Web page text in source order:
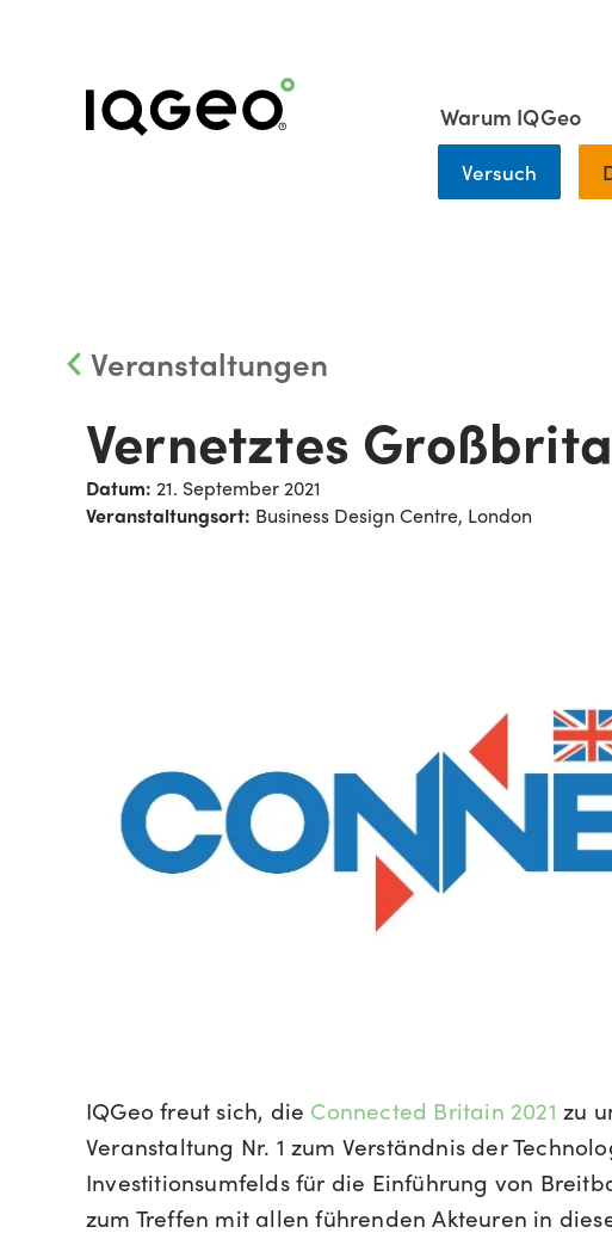
Warum IQGeo
Versuch
Veranstaltungen
Vernetztes
Datum: 21. September 2021
Veranstaltungsort: Business Design Centre, London
IQGeo freut sich, die Connected Britain 2021 zu
Veranstaltung Nr. 1 zum Verständnis der
Investitionsumfelds für die Einführung von
zum Treffen mit allen führenden Akteuren in